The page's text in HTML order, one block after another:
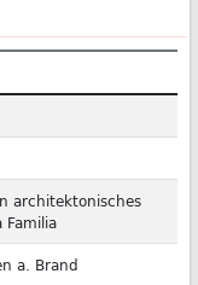
architektonisches
Familia
a. Brand